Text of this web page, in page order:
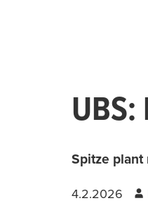
Spitze plant
4.2.2026